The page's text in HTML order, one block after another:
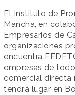
El Instituto de
Mancha, en
Empresarios de
organizaciones
encuentra
empresas de
comercial directa
tendrá lugar en